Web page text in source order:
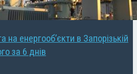
на енергооб’єкти в Запорізькій
за 6 днів